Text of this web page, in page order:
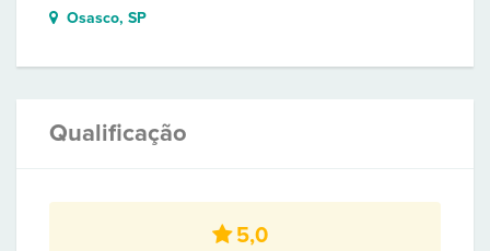
Osasco, SP
Qualificação
5,0